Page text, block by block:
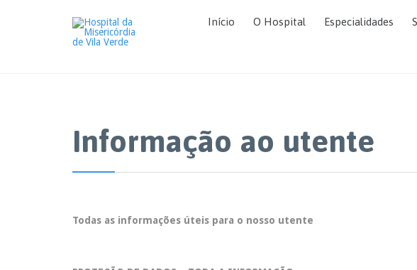
Início O Hospital Especialidades
Informação ao utente
Todas as informações úteis para o nosso utente